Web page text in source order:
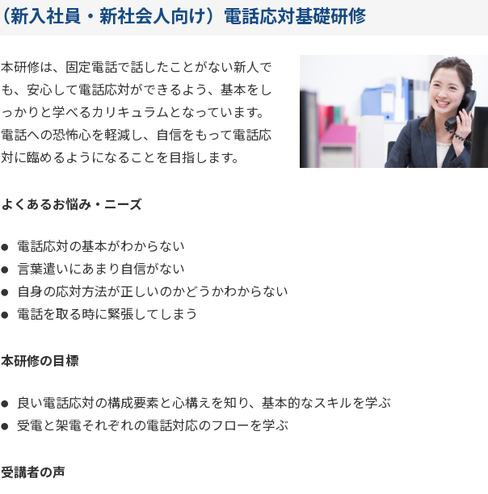
（新入社員・新社会人向け）電話応対基礎研修
本研修は、固定電話で話したことがない新人で
も、安心して電話応対ができるよう、基本をし
っかりと学べるカリキュラムとなっています。
電話への恐怖心を軽減し、自信をもって電話応
対に臨めるようになることを目指します。
よくあるお悩み・ニーズ
電話応対の基本がわからない
言葉遣いにあまり自信がない
自身の応対方法が正しいのかどうかわからない
電話を取る時に緊張してしまう
本研修の目標
良い電話応対の構成要素と心構えを知り、基本的なスキルを学ぶ
受電と架電それぞれの電話対応のフローを学ぶ
受講者の声